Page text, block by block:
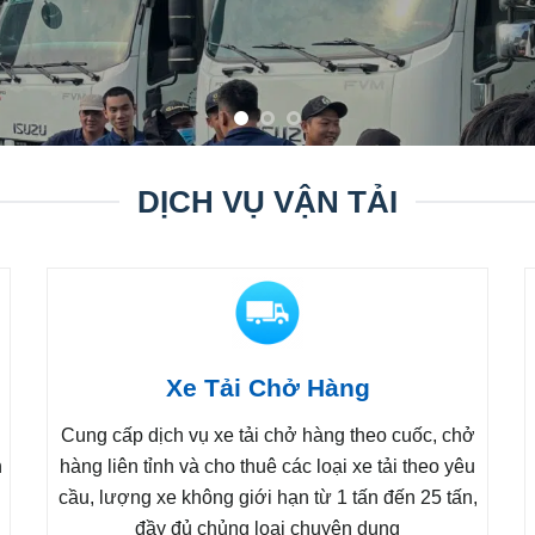
CHUYỂN CONTAINER
DỊCH VỤ VẬN TẢI
Xe Tải Chở Hàng
Cung cấp dịch vụ xe tải chở hàng theo cuốc, chở
hàng liên tỉnh và cho thuê các loại xe tải theo yêu
cầu, lượng xe không giới hạn từ 1 tấn đến 25 tấn,
đầy đủ chủng loại chuyên dụng